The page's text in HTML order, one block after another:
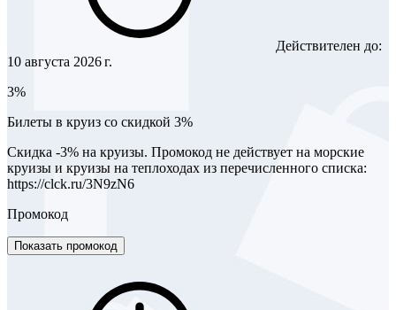
Действителен до:
10 августа 2026 г.
3%
Билеты в круиз со скидкой 3%
Скидка -3% на круизы. Промокод не действует на морские
круизы и круизы на теплоходах из перечисленного списка:
https://clck.ru/3N9zN6
Промокод
Показать промокод